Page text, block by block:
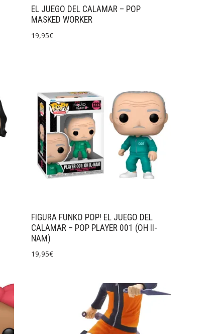
EL JUEGO DEL CALAMAR – POP
MASKED WORKER
19,95€
FIGURA FUNKO POP! EL JUEGO DEL
CALAMAR – POP PLAYER 001 (OH II-
NAM)
19,95€